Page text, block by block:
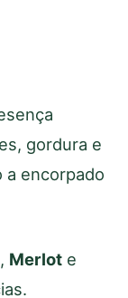
gordura e
encorpado
, Merlot e